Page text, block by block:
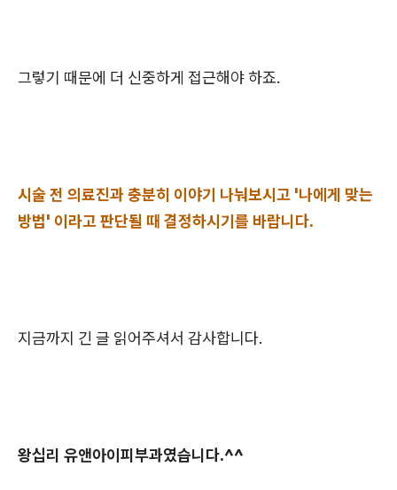
그렇기 때문에 더 신중하게 접근해야 하죠.
시술 전 의료진과 충분히 이야기 나눠보시고 '나에게 맞는
방법' 이라고 판단될 때 결정하시기를 바랍니다.
지금까지 긴 글 읽어주셔서 감사합니다.
왕십리 유앤아이피부과였습니다.^^